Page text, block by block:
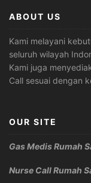
ABOUT US
Kami melayani
seluruh wilayah
Kami juga
Call sesuai dengan
OUR SITE
Gas Medis Rumah
Nurse Call Rumah